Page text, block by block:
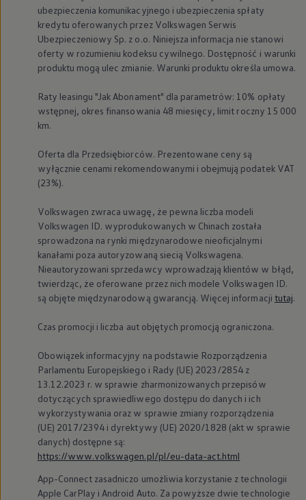
ubezpieczenia komunikacyjnego i ubezpieczenia spłaty
kredytu oferowanych przez Volkswagen Serwis
Ubezpieczeniowy Sp. z o.o. Niniejsza informacja nie stanowi
oferty w rozumieniu kodeksu cywilnego. Dostępność i warunki
produktu mogą ulec zmianie. Warunki produktu określa umowa.
Raty leasingu "Jak Abonament" dla parametrów: 10% opłaty
wstępnej, okres finansowania 48 miesięcy, limit roczny 15 000
km.
Oferta dla Przedsiębiorców. Prezentowane ceny są
wyłącznie cenami rekomendowanymi i obejmują podatek VAT
(23%).
Volkswagen zwraca uwagę, że pewna liczba modeli
Volkswagen ID. wyprodukowanych w Chinach została
sprowadzona na rynki międzynarodowe nieoficjalnymi
kanałami poza autoryzowaną siecią Volkswagena.
Nieautoryzowani sprzedawcy wprowadzają klientów w błąd,
twierdząc, że oferowane przez nich modele Volkswagen ID.
są objęte międzynarodową gwarancją. Więcej informacji tutaj.
Czas promocji i liczba aut objętych promocją ograniczona.
Obowiązek informacyjny na podstawie Rozporządzenia
Parlamentu Europejskiego i Rady (UE) 2023/2854 z
13.12.2023 r. w sprawie zharmonizowanych przepisów
dotyczących sprawiedliwego dostępu do danych i ich
wykorzystywania oraz w sprawie zmiany rozporządzenia
(UE) 2017/2394 i dyrektywy (UE) 2020/1828 (akt w sprawie
danych) dostępne są:
https://www.volkswagen.pl/pl/eu-data-act.html
App-Connect zasadniczo umożliwia korzystanie z technologii
Apple CarPlay i Android Auto. Za powyższe dwie technologie